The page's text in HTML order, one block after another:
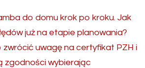
do domu krok po kroku. Jak
już na etapie planowania?
zwrócić uwagę na certyfikat PZH i
zgodności wybierając